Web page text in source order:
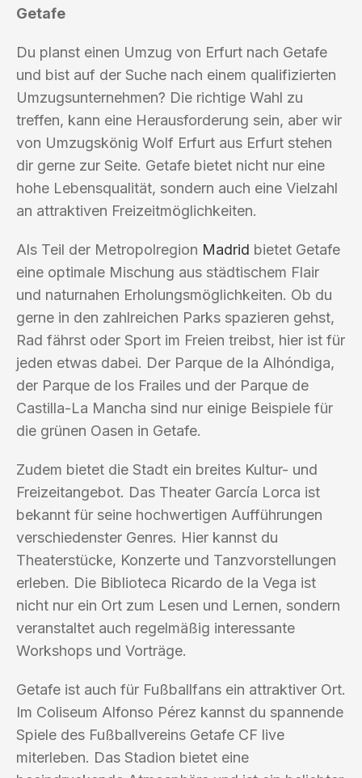
Getafe
Du planst einen Umzug von Erfurt nach Getafe
und bist auf der Suche nach einem qualifizierten
Umzugsunternehmen? Die richtige Wahl zu
treffen, kann eine Herausforderung sein, aber wir
von Umzugskönig Wolf Erfurt aus Erfurt stehen
dir gerne zur Seite. Getafe bietet nicht nur eine
hohe Lebensqualität, sondern auch eine Vielzahl
an attraktiven Freizeitmöglichkeiten.
Als Teil der Metropolregion Madrid bietet Getafe
eine optimale Mischung aus städtischem Flair
und naturnahen Erholungsmöglichkeiten. Ob du
gerne in den zahlreichen Parks spazieren gehst,
Rad fährst oder Sport im Freien treibst, hier ist für
jeden etwas dabei. Der Parque de la Alhóndiga,
der Parque de los Frailes und der Parque de
Castilla-La Mancha sind nur einige Beispiele für
die grünen Oasen in Getafe.
Zudem bietet die Stadt ein breites Kultur- und
Freizeitangebot. Das Theater García Lorca ist
bekannt für seine hochwertigen Aufführungen
verschiedenster Genres. Hier kannst du
Theaterstücke, Konzerte und Tanzvorstellungen
erleben. Die Biblioteca Ricardo de la Vega ist
nicht nur ein Ort zum Lesen und Lernen, sondern
veranstaltet auch regelmäßig interessante
Workshops und Vorträge.
Getafe ist auch für Fußballfans ein attraktiver Ort.
Im Coliseum Alfonso Pérez kannst du spannende
Spiele des Fußballvereins Getafe CF live
miterleben. Das Stadion bietet eine